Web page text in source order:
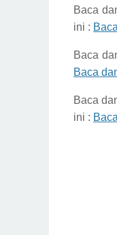
Baca
ini :
Baca
Baca
Baca
ini :